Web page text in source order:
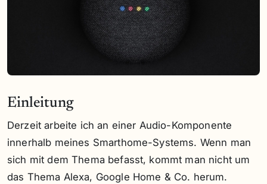
Einleitung
Derzeit arbeite ich an einer Audio-Komponente
innerhalb meines Smarthome-Systems. Wenn man
sich mit dem Thema befasst, kommt man nicht um
das Thema Alexa, Google Home & Co. herum.